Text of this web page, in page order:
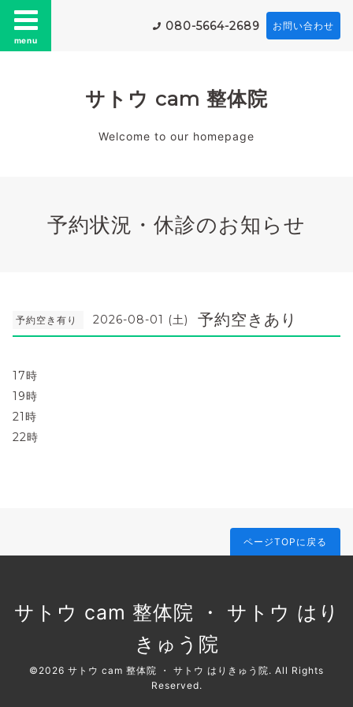
menu
080-5664-2689 お問い合わせ
サトウ cam 整体院
Welcome to our homepage
予約状況・休診のお知らせ
予約空き有り 2026-08-01 (土) 予約空きあり
17時
19時
21時
22時
ページTOPに戻る
サトウ cam 整体院 ・ サトウ はり
きゅう院
©2026 サトウ cam 整体院 ・ サトウ はりきゅう院. All Rights
Reserved.